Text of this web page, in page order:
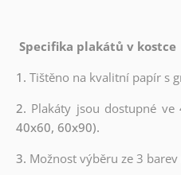
Specifika plakátů v kostce
1. Tištěno na kvalitní papír s
2. Plakáty jsou dostupné ve
40x60, 60x90).
3. Možnost výběru ze 3